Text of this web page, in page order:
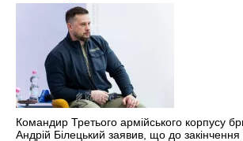
Командир Третього армійського корпусу
Андрій Білецький заявив, що до закінчення